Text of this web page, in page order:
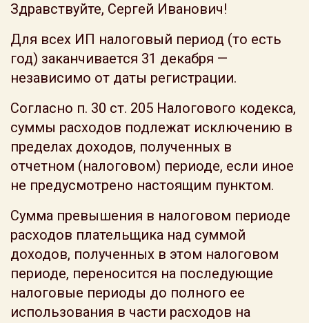
Здравствуйте, Сергей Иванович!
Для всех ИП налоговый период (то есть
год) заканчивается 31 декабря —
независимо от даты регистрации.
Согласно п. 30 ст. 205 Налогового кодекса,
суммы расходов подлежат исключению в
пределах доходов, полученных в
отчетном (налоговом) периоде, если иное
не предусмотрено настоящим пунктом.
Сумма превышения в налоговом периоде
расходов плательщика над суммой
доходов, полученных в этом налоговом
периоде, переносится на последующие
налоговые периоды до полного ее
использования в части расходов на